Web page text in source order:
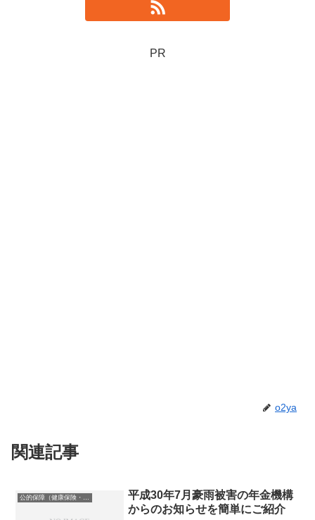
PR
o2ya
関連記事
平成30年7月豪雨被害の年金機構
からのお知らせを簡単にご紹介